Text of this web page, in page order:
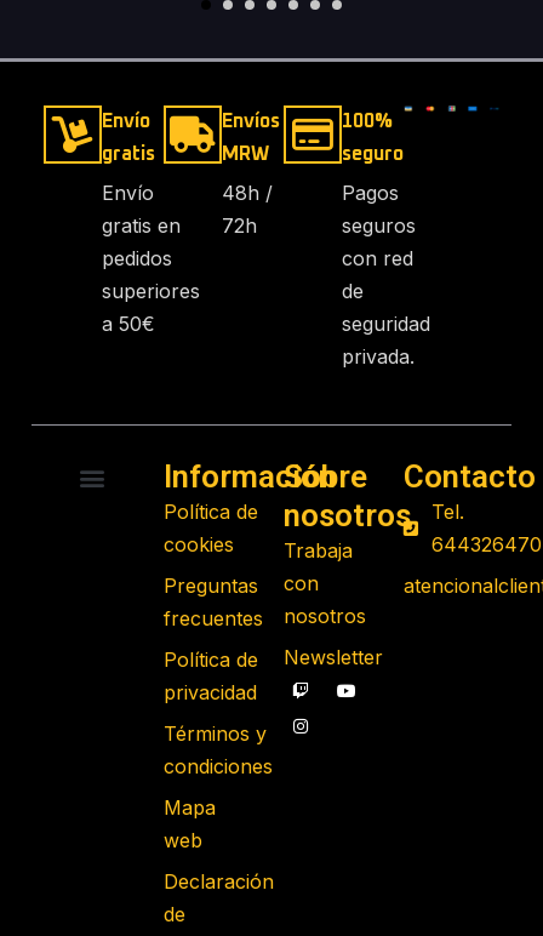
Envío
gratis
Envío
gratis en
pedidos
superiores
a 50€
Envíos
MRW
48h /
72h
100%
seguro
Pagos
seguros
con red
de
seguridad
privada.
Información
Política de
cookies
Preguntas
frecuentes
Política de
privacidad
Términos y
condiciones
Mapa
web
Declaración
de
Sobre
nosotros
Trabaja
con
nosotros
Newsletter
Contacto
Tel.
644326470